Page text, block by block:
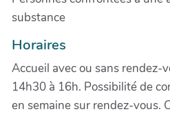
substance
Horaires
Accueil avec ou sans rendez-
14h30 à 16h. Possibilité de
en semaine sur rendez-vous.